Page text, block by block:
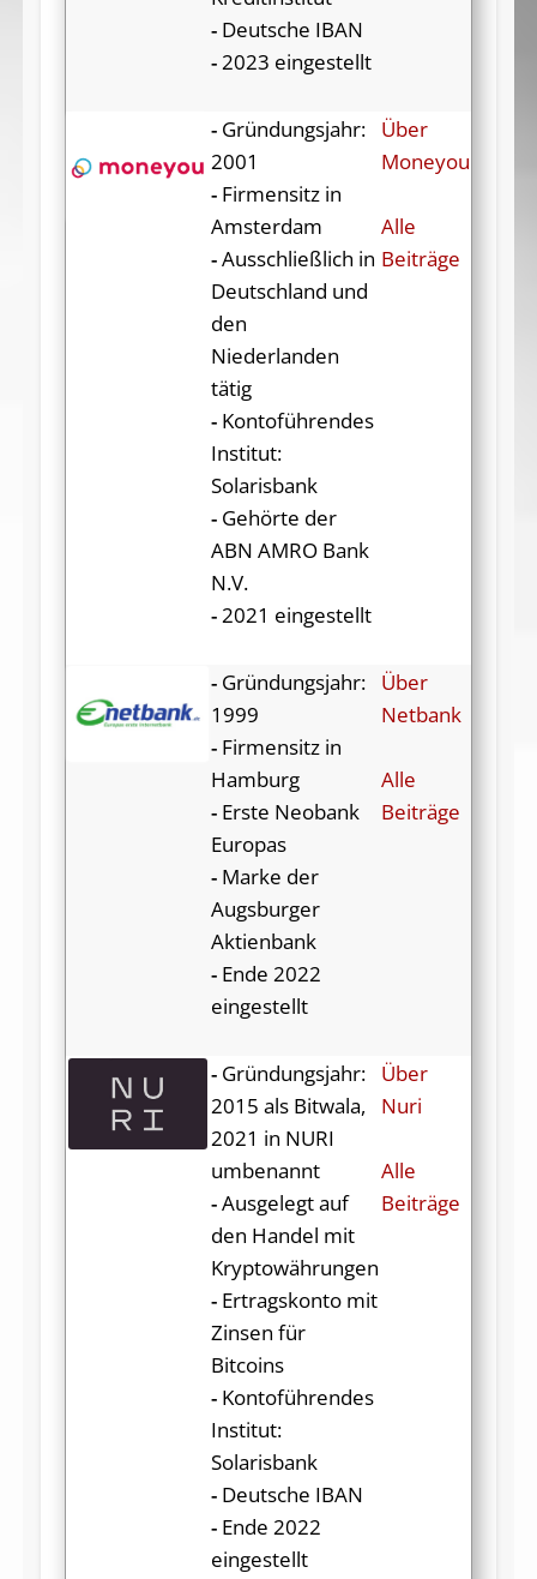
- Deutsche IBAN
-2023 eingestellt
- Gründungsjahr:
2001
- Firmensitz in
Amsterdam
-Ausschließlich in
Deutschland und
den
Niederlanden
tätig
- Kontoführendes
Institut:
Solarisbank
- Gehörte der
ABN AMRO Bank
N.V.
-2021 eingestellt
Über
Moneyou
Alle
Beiträge
- Gründungsjahr:
1999
- Firmensitz in
Hamburg
- Erste Neobank
Europas
- Marke der
Augsburger
Aktienbank
- Ende 2022
eingestellt
Über
Netbank
Alle
Beiträge
- Gründungsjahr:
2015 als Bitwala,
2021 in NURI
umbenannt
-Ausgelegt auf
den Handel mit
Kryptowährungen
- Ertragskonto mit
Zinsen für
Bitcoins
- Kontoführendes
Institut:
Solarisbank
- Deutsche IBAN
- Ende 2022
eingestellt
Über
Nuri
Alle
Beiträge